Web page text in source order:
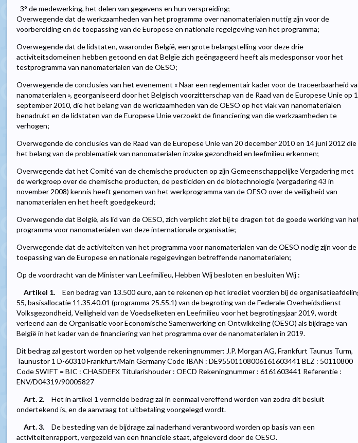
3° de medewerking, het delen van gegevens en hun verspreiding;
Overwegende dat de werkzaamheden van het programma over nanomaterialen nuttig zijn voor de
voorbereiding en de toepassing van de Europese en nationale regelgeving van het programma;
Overwegende dat de lidstaten, waaronder België, een grote belangstelling voor deze drie
activiteitsdomeinen hebben getoond en dat Belgïe zich geëngageerd heeft als medesponsor voor het
testprogramma van nanomaterialen van de OESO;
Overwegende de conclusies van het evenement « Naar een reglementair kader voor de traceerbaarheid
nanomaterialen », georganiseerd door het Belgisch voorzitterschap van de Raad van de Europese Unie op
september 2010, die het belang van de werkzaamheden van de OESO op het vlak van nanomaterialen
benadrukt en de lidstaten van de Europese Unie verzoekt de financiering van die werkzaamheden te
verhogen;
Overwegende de conclusies van de Raad van de Europese Unie van 20 december 2010 en 14 juni 2012 die
het belang van de problematiek van nanomaterialen inzake gezondheid en leefmilieu erkennen;
Overwegende dat het Comité van de chemische producten op zijn Gemeenschappelijke Vergadering met
de werkgroep over de chemische producten, de pesticiden en de biotechnologie (vergadering 43 in
november 2008) kennis heeft genomen van het werkprogramma van de OESO over de veiligheid van
nanomaterialen en het heeft goedgekeurd;
Overwegende dat België, als lid van de OESO, zich verplicht ziet bij te dragen tot de goede werking van
programma voor nanomaterialen van deze internationale organisatie;
Overwegende dat de activiteiten van het programma voor nanomaterialen van de OESO nodig zijn voor de
toepassing van de Europese en nationale regelgevingen betreffende nanomaterialen;
Op de voordracht van de Minister van Leefmilieu, Hebben Wij besloten en besluiten Wij :
Artikel 1.
Een bedrag van 13.500 euro, aan te rekenen op het krediet voorzien bij de
55, basisallocatie 11.35.40.01 (programma 25.55.1) van de begroting van de Federale Overheidsdienst
Volksgezondheid, Veiligheid van de Voedselketen en Leefmilieu voor het begrotingsjaar 2019, wordt
verleend aan de Organisatie voor Economische Samenwerking en Ontwikkeling (OESO) als bijdrage van
België in het kader van de financiering van het programma over de nanomaterialen in 2019.
Dit bedrag zal gestort worden op het volgende rekeningnummer: J.P. Morgan AG, Frankfurt Taunus Turm,
Taunustor 1 D-60310 Frankfurt/Main Germany Code IBAN : DE95501108006161603441 BLZ : 50110800
Code SWIFT = BIC : CHASDEFX Titularishouder : OECD Rekeningnummer : 6161603441 Referentie :
ENV/D04319/90005827
Art. 2.
Het in artikel 1 vermelde bedrag zal in eenmaal vereffend worden van zodra dit besluit
ondertekend is, en de aanvraag tot uitbetaling voorgelegd wordt.
Art. 3.
De besteding van de bijdrage zal naderhand verantwoord worden op basis van een
activiteitenrapport, vergezeld van een financiële staat, afgeleverd door de OESO.